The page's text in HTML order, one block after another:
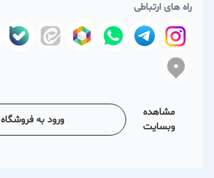
راه های ارتباطی
مشاهده
وبسایت
ورود به فروشگاه